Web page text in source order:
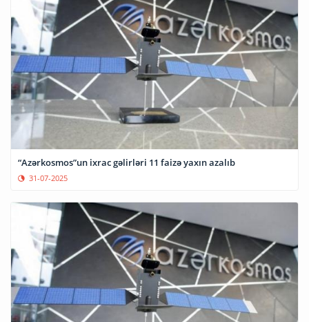
“Azərkosmos”un ixrac gəlirləri 11 faizə yaxın azalıb
31-07-2025